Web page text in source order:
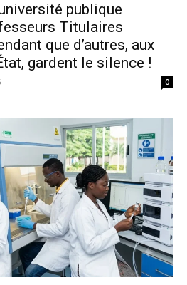
publique
Titulaires
que d’autres, aux
gardent le silence !
0